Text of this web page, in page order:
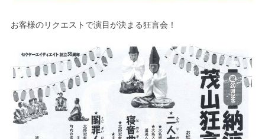
お客様のリクエストで演目が決まる狂言会！